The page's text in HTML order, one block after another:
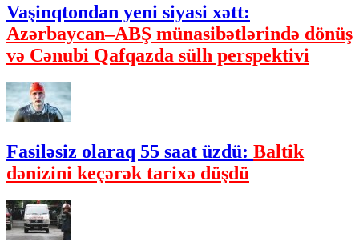
Vaşinqtondan yeni siyasi xətt:
Azərbaycan–ABŞ münasibətlərində dönüş
və Cənubi Qafqazda sülh perspektivi
Fasiləsiz olaraq 55 saat üzdü: Baltik
dənizini keçərək tarixə düşdü